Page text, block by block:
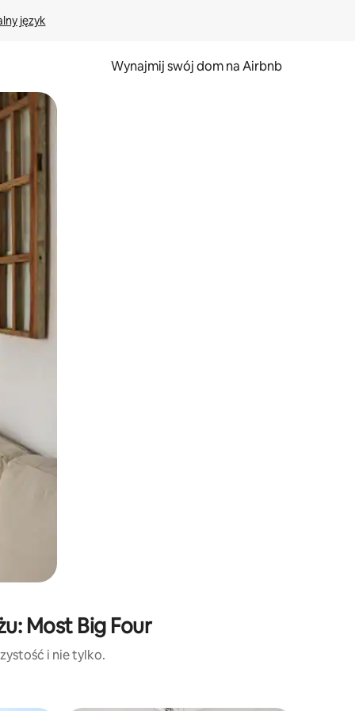
język
Wynajmij swój dom na Airbnb
pomocą gestów dotykowych lub przesuwania.
Most Big Four
i nie tylko.